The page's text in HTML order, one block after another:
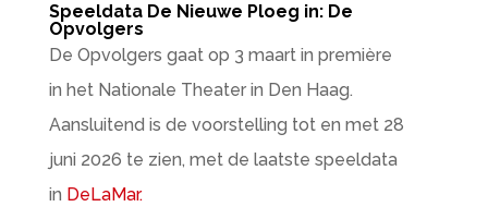
Speeldata De Nieuwe Ploeg in: De
Opvolgers
De Opvolgers gaat op 3 maart in première
in het Nationale Theater in Den Haag.
Aansluitend is de voorstelling tot en met 28
juni 2026 te zien, met de laatste speeldata
in DeLaMar.